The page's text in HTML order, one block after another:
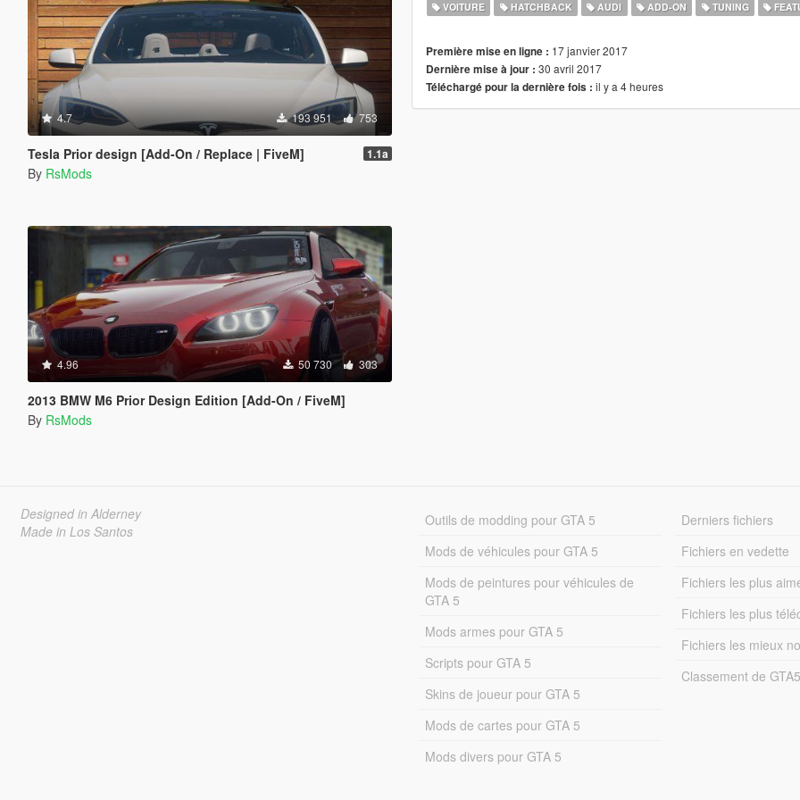
4.7 193 951 753
Tesla Prior design [Add-On / Replace | FiveM] 1.1a
By RsMods
4.96 50 730 303
2013 BMW M6 Prior Design Edition [Add-On / FiveM]
By RsMods
VOITURE HATCHBACK AUDI ADD-ON TUNING
Première mise en ligne : 17 janvier 2017
Dernière mise à jour : 30 avril 2017
Téléchargé pour la dernière fois : il y a 4 heures
Designed in Alderney
Made in Los Santos
Outils de modding pour GTA 5
Mods de véhicules pour GTA 5
Mods de peintures pour véhicules de
GTA 5
Mods armes pour GTA 5
Scripts pour GTA 5
Skins de joueur pour GTA 5
Mods de cartes pour GTA 5
Mods divers pour GTA 5
Derniers fichiers
Fichiers en vedette
Fichiers les plus
Fichiers les plus
Fichiers les mieux
Classement de